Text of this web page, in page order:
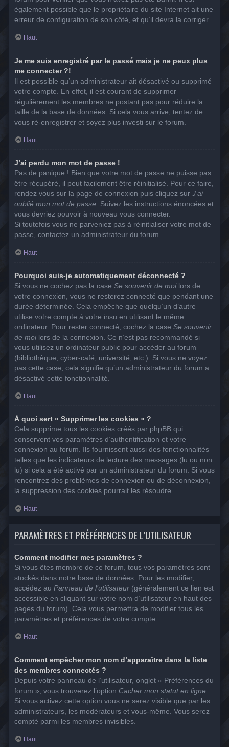
également possible que le propriétaire du site Internet ait une
erreur de configuration de son côté, et qu’il devra la corriger.
Haut
Je me suis enregistré par le passé mais je ne peux plus
me connecter ?!
Il est possible qu’un administrateur ait désactivé ou supprimé
votre compte. En effet, il est courant de supprimer
régulièrement les membres ne postant pas pour réduire la
taille de la base de données. Si cela vous arrive, tentez de
vous ré-enregistrer et soyez plus investi sur le forum.
Haut
J’ai perdu mon mot de passe !
Pas de panique ! Bien que votre mot de passe ne puisse pas
être récupéré, il peut facilement être réinitialisé. Pour ce faire,
rendez vous sur la page de connexion puis cliquez sur J’ai
oublié mon mot de passe. Suivez les instructions énoncées et
vous devriez pouvoir à nouveau vous connecter.
Si toutefois vous ne parveniez pas à réinitialiser votre mot de
passe, contactez un administrateur du forum.
Haut
Pourquoi suis-je automatiquement déconnecté ?
Si vous ne cochez pas la case Se souvenir de moilors de
votre connexion, vous ne resterez connecté que pendant une
durée déterminée. Cela empêche que quelqu’un d’autre
utilise votre compte à votre insu en utilisant le même
ordinateur. Pour rester connecté, cochez la case Se souvenir
de moilors de la connexion. Ce n’est pas recommandé si
vous utilisez un ordinateur public pour accéder au forum
(bibliothèque, cyber-café, université, etc.). Si vous ne voyez
pas cette case, cela signifie qu’un administrateur du forum a
désactivé cette fonctionnalité.
Haut
À quoi sert « Supprimer les cookies » ?
Cela supprime tous les cookies créés par phpBB qui
conservent vos paramètres d’authentification et votre
connexion au forum. Ils fournissent aussi des fonctionnalités
telles que les indicateurs de lecture des messages (lu ou non
lu) si cela a été activé par un administrateur du forum. Si vous
rencontrez des problèmes de connexion ou de déconnexion,
la suppression des cookies pourrait les résoudre.
Haut
PARAMÈTRES ET PRÉFÉRENCES DE L’UTILISATEUR
Comment modifier mes paramètres ?
Si vous êtes membre de ce forum, tous vos paramètres sont
stockés dans notre base de données. Pour les modifier,
accédez au Panneau de l’utilisateur (généralement ce lien est
accessible en cliquant sur votre nom d’utilisateur en haut des
pages du forum). Cela vous permettra de modifier tous les
paramètres et préférences de votre compte.
Haut
Comment empêcher mon nom d’apparaître dans la liste
des membres connectés ?
Depuis votre panneau de l’utilisateur, onglet « Préférences du
forum », vous trouverez l’option Cacher mon statut en ligne
Si vous activez cette option vous ne serez visible que par les
administrateurs, les modérateurs et vous-même. Vous serez
compté parmi les membres invisibles.
Haut